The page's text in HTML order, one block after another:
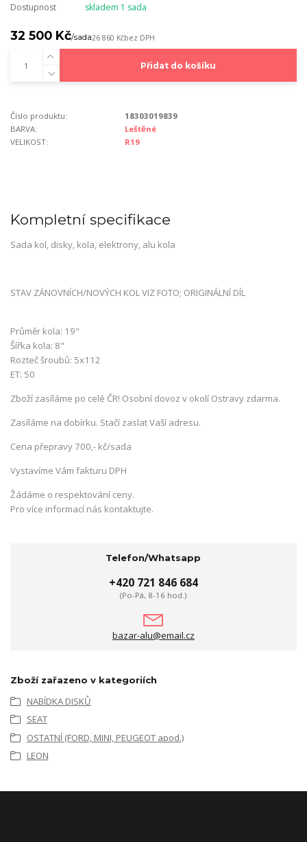
Dostupnost skladem 1 sada
32 500 Kč/sada26 860 Kčbez DPH
Přidat do košíku
Číslo produktu:
18303019839
BARVA:
Leštěné
VELIKOST:
R19
Kompletní specifikace
Sada kol, disky, kola, elektrony, alu kola
STAV ZÁNOVNÍCH/NOVÝCH KOL VIZ FOTO; ORIGINÁLNÍ DÍL
Průměr kola: 19"
Šířka kola: 8"
Rozteč šroubů: 5x112
ET: 50
Zboží zasíláme po celé ČR! Osobní dovoz v okolí Ostravy zdarma.
Zasíláme na dobírku. Stačí zaslat Vaší adresu.
Cena přepravy 700,- kč/sada
Vystavíme Vám fakturu DPH
Žádáme o respektování ceny.
Pro více informací nás kontaktujte.
Telefon/Whatsapp
+420 721 846 684
(Po-Pá, 8-16 hod.)
bazar-alu@email.cz
Zboží zařazeno v kategoriích
NABÍDKA DISKŮ
SEAT
OSTATNÍ (FORD, MINI, PEUGEOT apod.)
LEON